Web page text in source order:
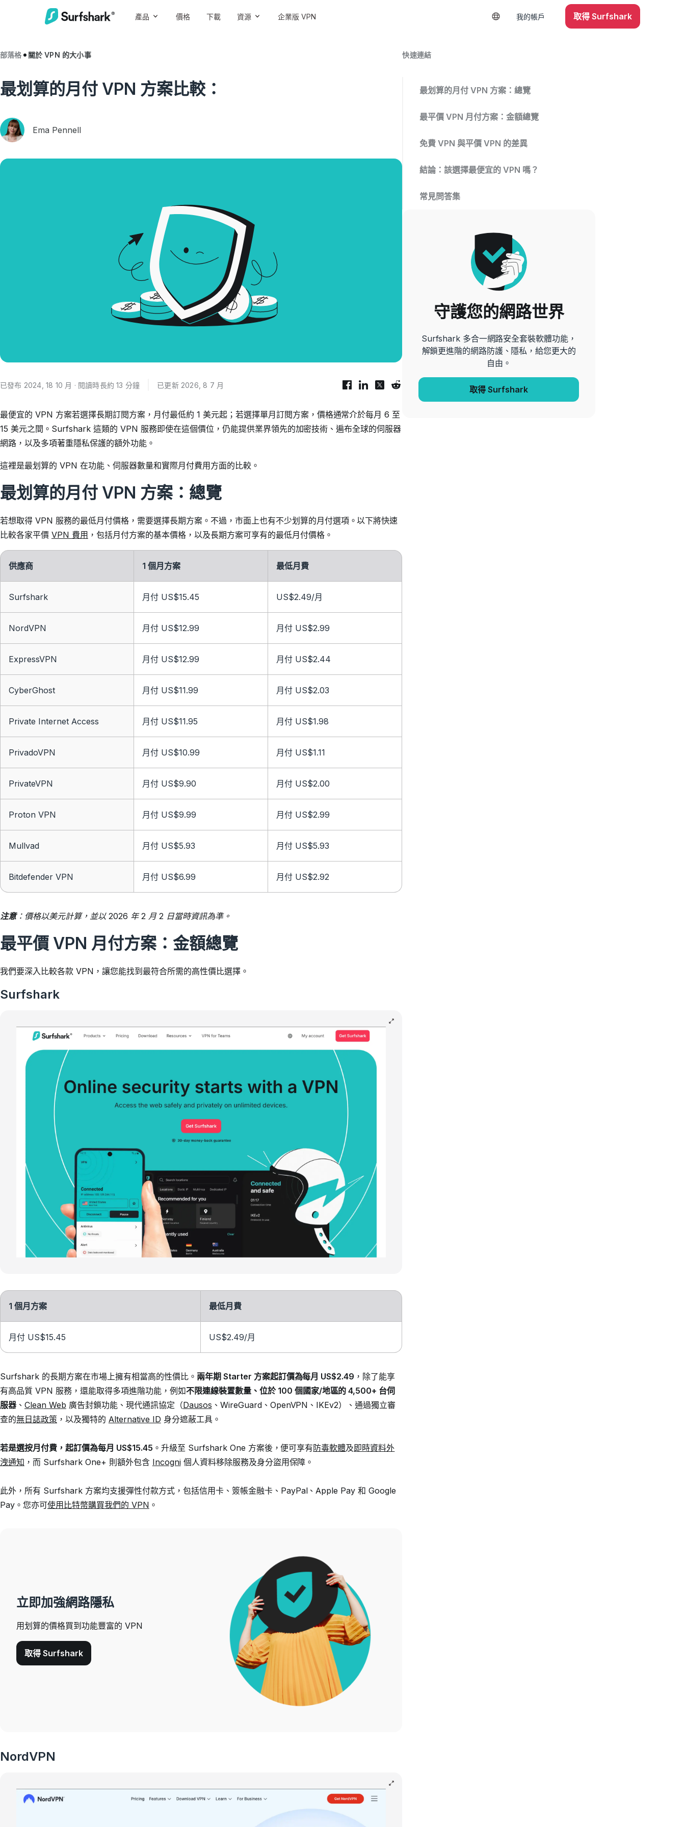
產品 價格 下載 資源 企業版 VPN 我的帳戶 取得 Surfshark
部落格 關於 VPN 的大小事
最划算的月付 VPN 方案比較：
Ema Pennell
已發布 2024, 18 10 月 · 閱讀時長約 13 分鐘 已更新 2026, 8 7 月
最便宜的 VPN 方案若選擇長期訂閱方案，月付最低約 1 美元起；若選擇單月訂閱方案，價格通常介於每月 6 至
15 美元之間。Surfshark 這類的 VPN 服務即使在這個價位，仍能提供業界領先的加密技術、遍布全球的伺服器
網路，以及多項著重隱私保護的額外功能。
這裡是最划算的 VPN 在功能、伺服器數量和實際月付費用方面的比較。
最划算的月付 VPN 方案：總覽
若想取得 VPN 服務的最低月付價格，需要選擇長期方案。不過，市面上也有不少划算的月付選項。以下將快速
比較各家平價 VPN 費用 ，包括月付方案的基本價格，以及長期方案可享有的最低月付價格。
供應商 1 個月方案 最低月費
Surfshark 月付 US$15.45 US$2.49/月
NordVPN 月付 US$12.99 月付 US$2.99
ExpressVPN 月付 US$12.99 月付 US$2.44
CyberGhost 月付 US$11.99 月付 US$2.03
Private Internet Access 月付 US$11.95 月付 US$1.98
PrivadoVPN 月付 US$10.99 月付 US$1.11
PrivateVPN 月付 US$9.90 月付 US$2.00
Proton VPN 月付 US$9.99 月付 US$2.99
Mullvad 月付 US$5.93 月付 US$5.93
Bitdefender VPN 月付 US$6.99 月付 US$2.92
注意：價格以美元計算，並以 2026 年 2 月 2 日當時資訊為準。
最平價 VPN 月付方案：金額總覽
我們要深入比較各款 VPN，讓您能找到最符合所需的高性價比選擇。
Surfshark
1 個月方案 最低月費
月付 US$15.45 US$2.49/月
Surfshark 的長期方案在市場上擁有相當高的性價比。 兩年期 Starter 方案起訂價為每月 US$2.49 ，除了能享
有高品質 VPN 服務，還能取得多項進階功能，例如不限連線裝置數量、位於 100 個國家/地區的 4,500+ 台伺
服器、 Clean Web 廣告封鎖功能、現代通訊協定（Dausos 、WireGuard、OpenVPN、IKEv2）、通過獨立審
查的無日誌政策，以及獨特的 Alternative ID 身分遮蔽工具。
若是選按月付費，起訂價為每月 US$15.45 。升級至 Surfshark One 方案後，便可享有防毒軟體及即時資料外
洩通知 ，而 Surfshark One+ 則額外包含 Incogni個人資料移除服務及身分盜用保障。
此外，所有 Surfshark 方案均支援彈性付款方式，包括信用卡、簽帳金融卡、PayPal、Apple Pay 和 Google
Pay。您亦可使用比特幣購買我們的 VPN 。
立即加強網路隱私
用划算的價格買到功能豐富的 VPN
取得 Surfshark
NordVPN
快速連結
最划算的月付 VPN 方案：總覽
最平價 VPN 月付方案：金額總覽
免費 VPN 與平價 VPN 的差異
結論：該選擇最便宜的 VPN 嗎？
常見問答集
守護您的網路世界
Surfshark 多合一網路安全套裝軟體功能，
解鎖更進階的網路防護、隱私，給您更大的
自由。
取得 Surfshark